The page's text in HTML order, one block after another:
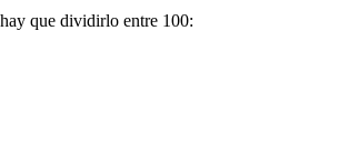
que dividirlo entre 100: